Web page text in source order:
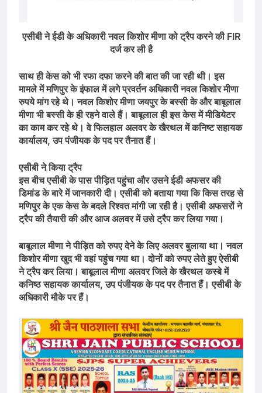
एसीबी ने ईडी के अधिकारी नवल किशोर मीणा को ट्रैप करने की FIR
दर्ज कर ली है
साथ ही केस को भी रफा दफा करने की बात की जा रही थी। इस
मामले में मणिपुर के इंफाल में लगे प्रवर्तन अधिकारी नवल किशोर मीणा
रुपये मांग रहे थे। नवल किशोर मीणा जयपुर के बस्सी के और बाबूलाल
मीणा भी बस्सी के ही रहने वाले हैं। बाबूलाल ही इस केस में मीडियेटर
का काम कर रहे थे। वे फिलहाल अलवर के खैरथल में कनिष्ट सहायक
कार्यालय, उप पंजीयक के पद पर तैनात हैं।
एसीबी ने किया ट्रैप
इस बीच एसीबी के पास पीड़ित पहुंचा और उसने ईडी अफसर की
डिमांड के बारे में जानकारी दी। एसीबी को बताया गया कि किस तरह से
मणिपुर के एक केस के बदले रिश्वत मांगी जा रही है। एसीबी अफसरों ने
ट्रैप की तैयारी की और आज अलवर में उसे ट्रैप कर लिया गया।
बाबूलाल मीणा ने पीड़ित को रुपए देने के लिए अलवर बुलाया था। नवल
किशोर मीणा खुद भी वहां पहुंच गया था। दोनों को रुपए लेते हुए ऐसीबी
ने ट्रैप कर लिया। बाबूलाल मीणा अलवर जिले के खैरथल कस्बे में
कनिष्ठ सहायक कार्यालय, उप पंजीयक के पद पर तैनात हैं। एसीबी के
अधिकारी मौके पर हैं।